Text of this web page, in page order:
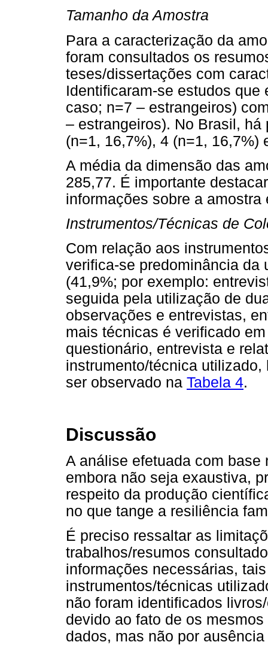
Tamanho da Amostra
Para a caracterização da
foram consultados os
teses/dissertações com
Identificaram-se estudos
caso; n=7 – estrangeiros)
– estrangeiros). No Brasil,
(n=1, 16,7%), 4 (n=1, 16,7%)
A média da dimensão das
285,77. É importante
informações sobre a amostra
Instrumentos/Técnicas de
Com relação aos
verifica-se predominância da
(41,9%; por exemplo:
seguida pela utilização de
observações e entrevistas,
mais técnicas é verificado
questionário, entrevista e
instrumento/técnica
ser observado na Tabela 4.
Discussão
A análise efetuada com
embora não seja exaustiva,
respeito da produção
no que tange a resiliência
É preciso ressaltar as
trabalhos/resumos
informações necessárias,
instrumentos/técnicas
não foram identificados
devido ao fato de os
dados, mas não por